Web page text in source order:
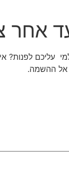
אחר
עליכם
אל ההשמה.